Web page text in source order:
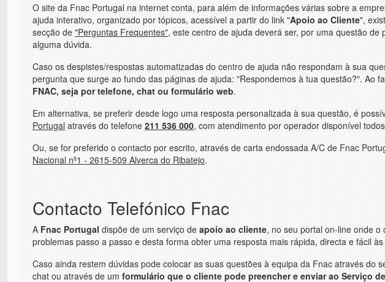
O site da Fnac Portugal na internet conta, para além de informações várias sobre a
ajuda interativo, organizado por tópicos, acessível a partir do link "Apoio ao Cliente",
secção de "Perguntas Frequentes", este centro de ajuda deverá ser, por uma questão
alguma dúvida.
Caso os despistes/respostas automatizadas do centro de ajuda não respondam à sua
pergunta que surge ao fundo das páginas de ajuda: "Respondemos à tua questão?". Ao
FNAC, seja por telefone, chat ou formulário web.
Em alternativa, se preferir desde logo uma resposta personalizada à sua questão, é
Portugal através do telefone 211 536 000, com atendimento por operador disponível
Ou, se for preferido o contacto por escrito, através de carta endossada A/C de Fnac
Nacional nº1 - 2615-509 Alverca do Ribatejo.
Contacto Telefónico Fnac
A Fnac Portugal dispõe de um serviço de apoio ao cliente, no seu portal on-line onde
problemas passo a passo e desta forma obter uma resposta mais rápida, directa e fácil
Caso ainda restem dúvidas pode colocar as suas questões à equipa da Fnac através do
chat ou através de um formulário que o cliente pode preencher e enviar ao Serviço